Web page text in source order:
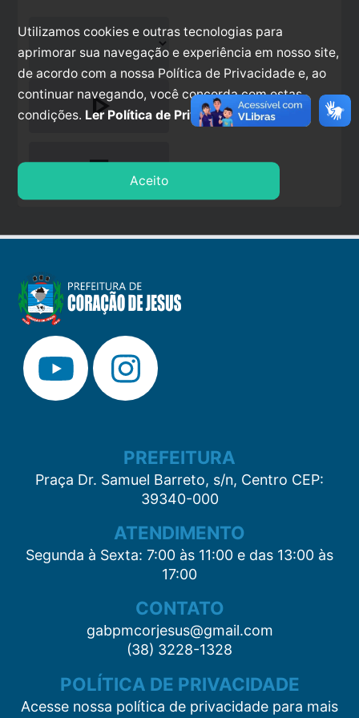
play_arrow
stop
PREFEITURA
Praça Dr. Samuel Barreto, s/n, Centro CEP:
39340-000
ATENDIMENTO
Segunda à Sexta: 7:00 às 11:00 e das 13:00 às
17:00
CONTATO
gabpmcorjesus@gmail.com
(38) 3228-1328
POLÍTICA DE PRIVACIDADE
Acesse nossa política de privacidade para mais
Utilizamos cookies e outras tecnologias para
aprimorar sua navegação e experiência em nosso site,
de acordo com a nossa Política de Privacidade e, ao
continuar navegando, você concorda com estas
condições. Ler Política de Privacidade.
Aceito